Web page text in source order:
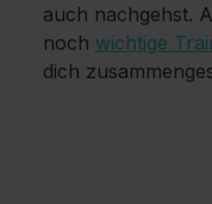
auch nachgehst.
noch wichtige
dich